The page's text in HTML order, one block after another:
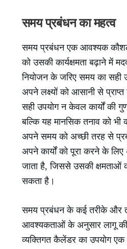
समय प्रबंधन का महत्व
समय प्रबंधन एक आवश्यक कौशल
को उसकी कार्यक्षमता बढ़ाने में
नियोजन के जरिए समय का सही
अपने लक्ष्यों को आसानी से
सही उपयोग न केवल कार्यों की
बल्कि यह मानसिक तनाव को
अपने समय को अच्छी तरह से
अपने कार्यों को पूरा करने के
जाता है, जिससे उसकी क्षमताओं
सकता है।
समय प्रबंधन के कई तरीके और
आवश्यकताओं के अनुसार लागू
व्यक्तिगत कैलेंडर का उपयोग एक